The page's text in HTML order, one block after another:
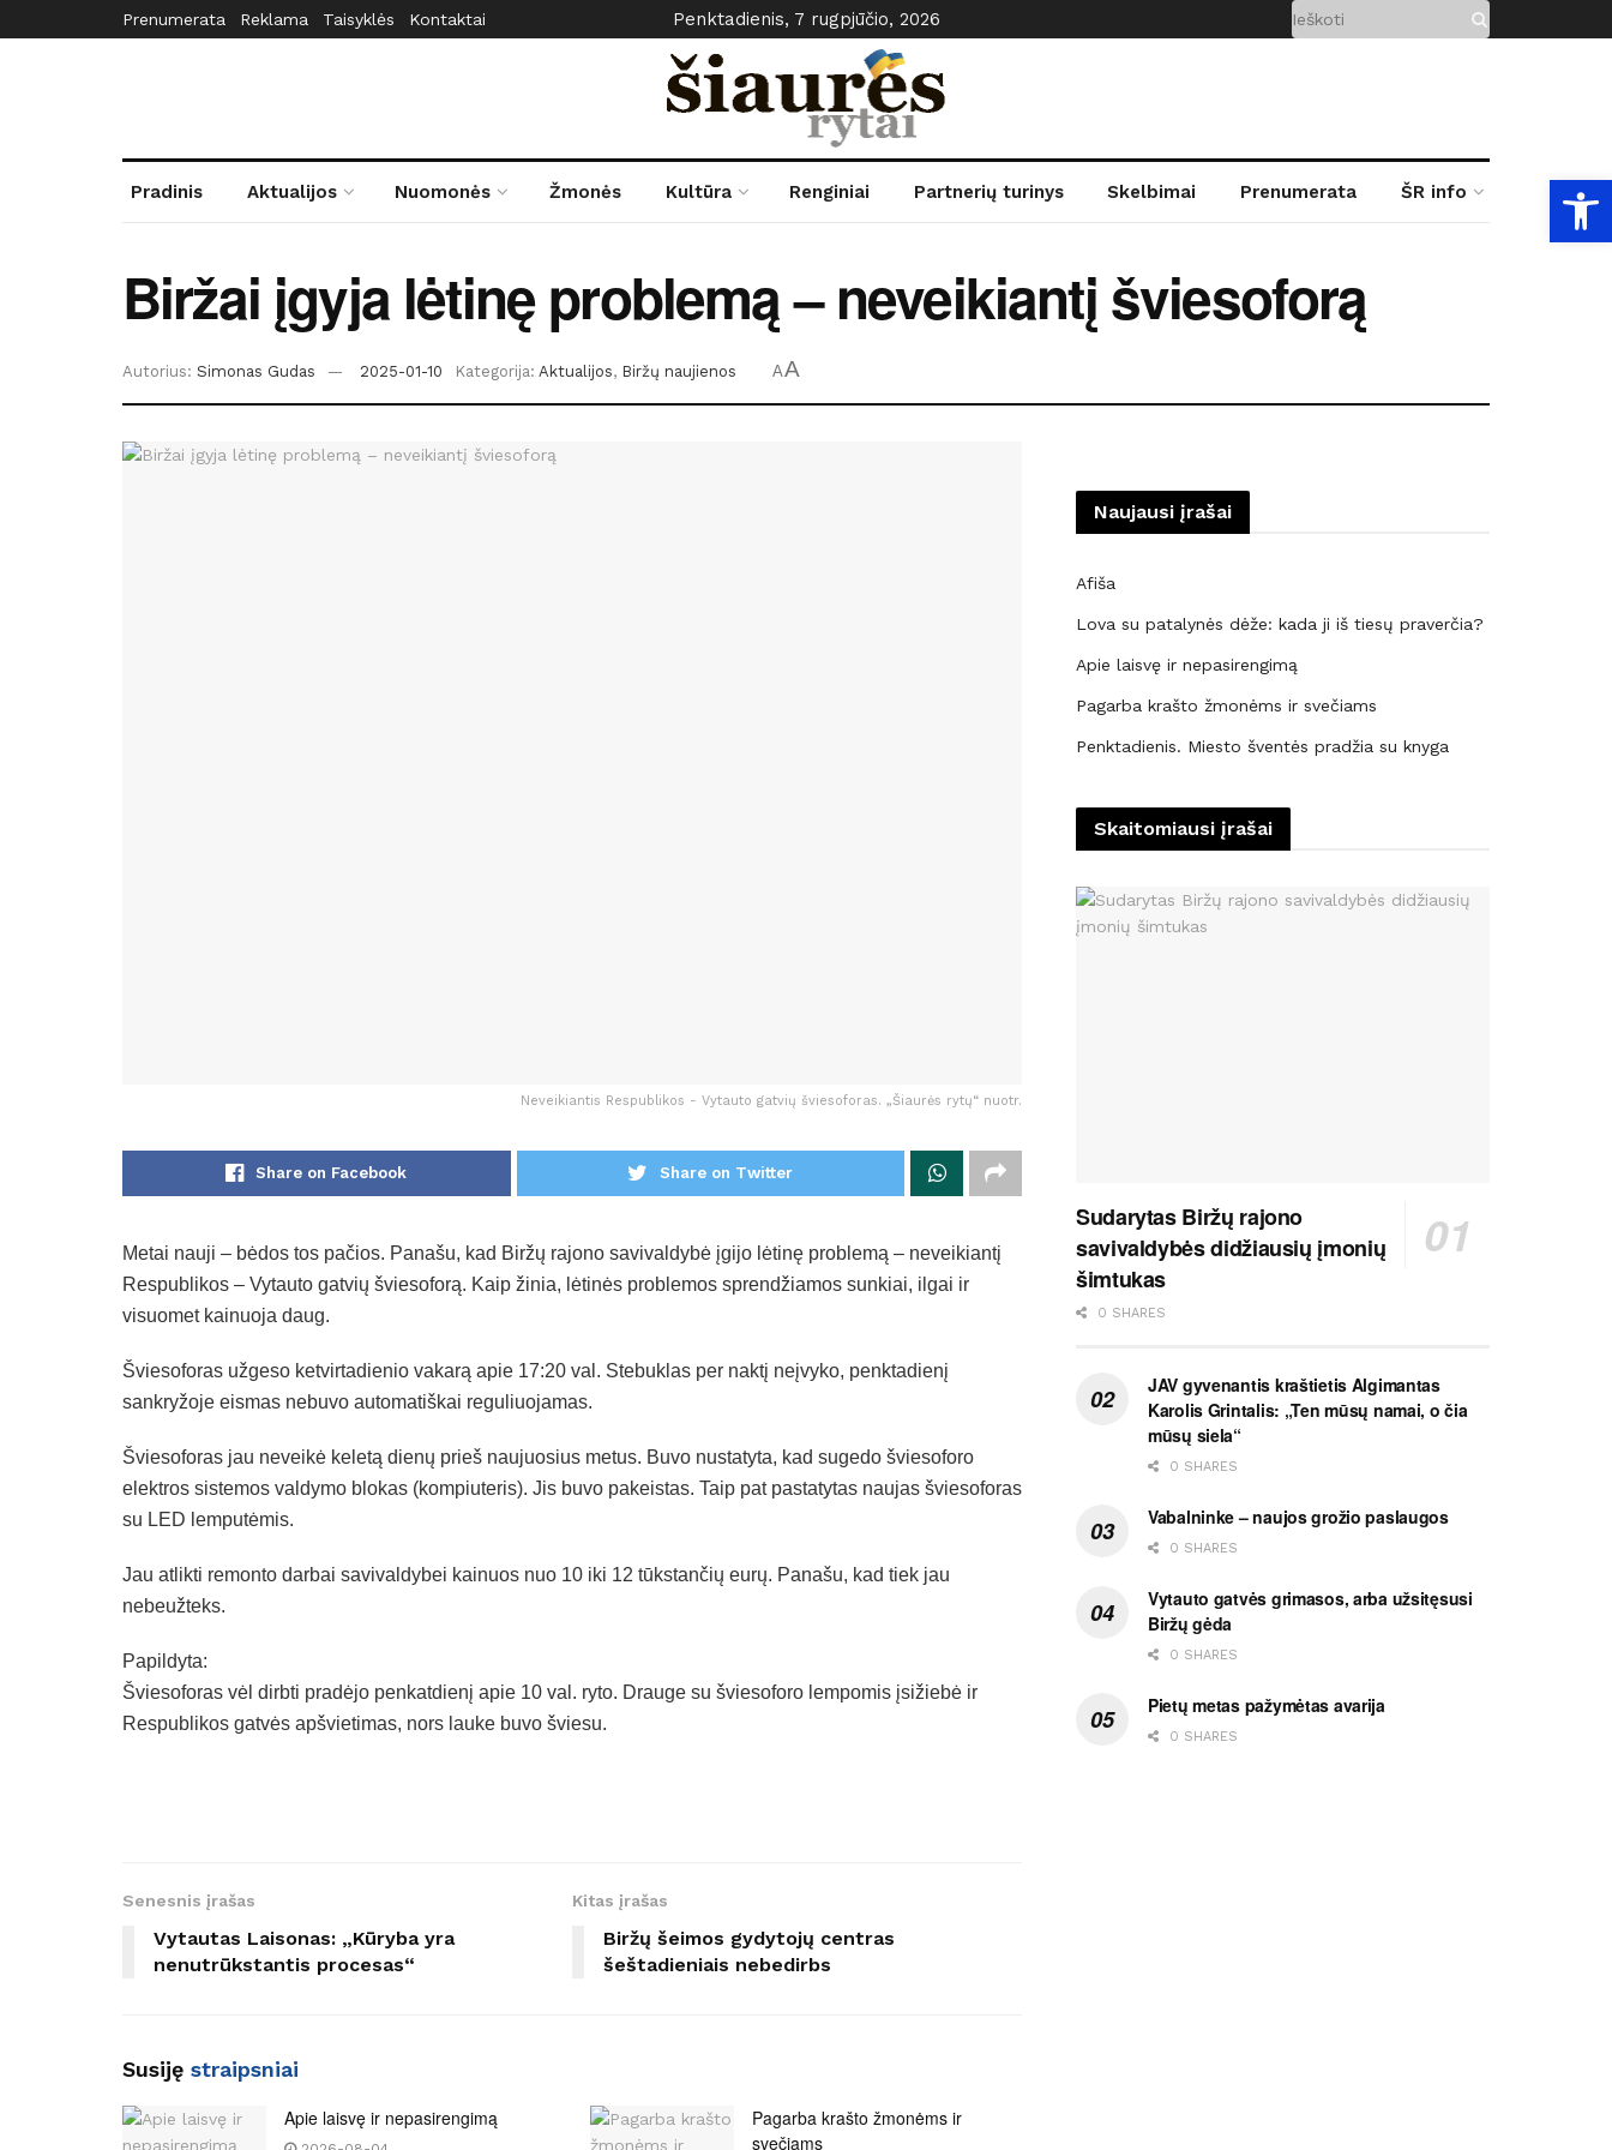
Prenumerata Reklama Taisyklės Kontaktai Penktadienis, 7 rugpjūčio, 2026
Pradinis Aktualijos Nuomonės Žmonės Kultūra Renginiai Partnerių turinys Skelbimai Prenumerata ŠR info
Biržai įgyja lėtinę problemą – neveikiantį šviesoforą
Autorius: Simonas Gudas 2025-01-10 Kategorija: Aktualijos, Biržų naujienos AA
Neveikiantis Respublikos - Vytauto gatvių šviesoforas. „Šiaurės rytų“ nuotr.
Share on Facebook Share on Twitter
Metai nauji – bėdos tos pačios. Panašu, kad Biržų rajono savivaldybė įgijo lėtinę problemą – neveikiantį
Respublikos – Vytauto gatvių šviesoforą. Kaip žinia, lėtinės problemos sprendžiamos sunkiai, ilgai ir
visuomet kainuoja daug.
Šviesoforas užgeso ketvirtadienio vakarą apie 17:20 val. Stebuklas per naktį neįvyko, penktadienį
sankryžoje eismas nebuvo automatiškai reguliuojamas.
Šviesoforas jau neveikė keletą dienų prieš naujuosius metus. Buvo nustatyta, kad sugedo šviesoforo
elektros sistemos valdymo blokas (kompiuteris). Jis buvo pakeistas. Taip pat pastatytas naujas šviesoforas
su LED lemputėmis.
Jau atlikti remonto darbai savivaldybei kainuos nuo 10 iki 12 tūkstančių eurų. Panašu, kad tiek jau
nebeužteks.
Papildyta:
Šviesoforas vėl dirbti pradėjo penkatdienį apie 10 val. ryto. Drauge su šviesoforo lempomis įsižiebė ir
Respublikos gatvės apšvietimas, nors lauke buvo šviesu.
Senesnis įrašas
Vytautas Laisonas: „Kūryba yra
nenutrūkstantis procesas“
Kitas įrašas
Biržų šeimos gydytojų centras
šeštadieniais nebedirbs
Susiję straipsniai
Apie laisvę ir nepasirengimą
Pagarba krašto žmonėms ir
svečiams
Naujausi įrašai
Afiša
Lova su patalynės dėže: kada ji iš tiesų praverčia?
Apie laisvę ir nepasirengimą
Pagarba krašto žmonėms ir svečiams
Penktadienis. Miesto šventės pradžia su knyga
Skaitomiausi įrašai
Sudarytas Biržų rajono
savivaldybės didžiausių įmonių
šimtukas
0 SHARES
JAV gyvenantis kraštietis Algimantas
Karolis Grintalis: „Ten mūsų namai, o čia
mūsų siela“
0 SHARES
Vabalninke – naujos grožio paslaugos
0 SHARES
Vytauto gatvės grimasos, arba užsitęsusi
Biržų gėda
0 SHARES
Pietų metas pažymėtas avarija
0 SHARES